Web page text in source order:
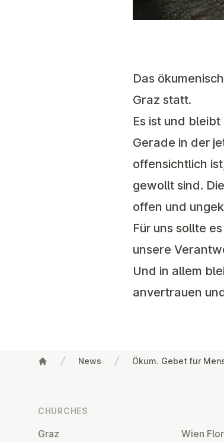
Das
Graz statt.
Es ist und
Gerade in der
offensichtlich
gewollt sind.
offen und
Für uns sollte
unsere
Und in allem
anvertrauen
News Ökum. Gebet für
CHURCHES
Graz
Wien